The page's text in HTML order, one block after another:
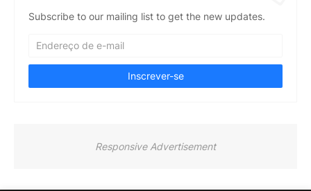
Subscribe to our mailing list to get the new updates.
Responsive Advertisement